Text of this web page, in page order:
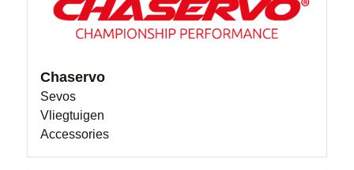
Chaservo
Sevos
Vliegtuigen
Accessories